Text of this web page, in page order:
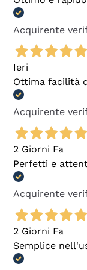
Acquirente
Ieri
Ottima facilità
Acquirente
2 Giorni Fa
Perfetti e
Acquirente
2 Giorni Fa
Semplice